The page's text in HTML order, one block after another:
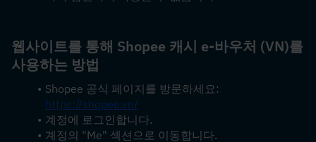
웹사이트를 통해 Shopee 캐시 e-바우처 (VN)를
사용하는 방법
https://shopee.vn/
계정에 로그인합니다.
계정의 "Me" 섹션으로 이동합니다.